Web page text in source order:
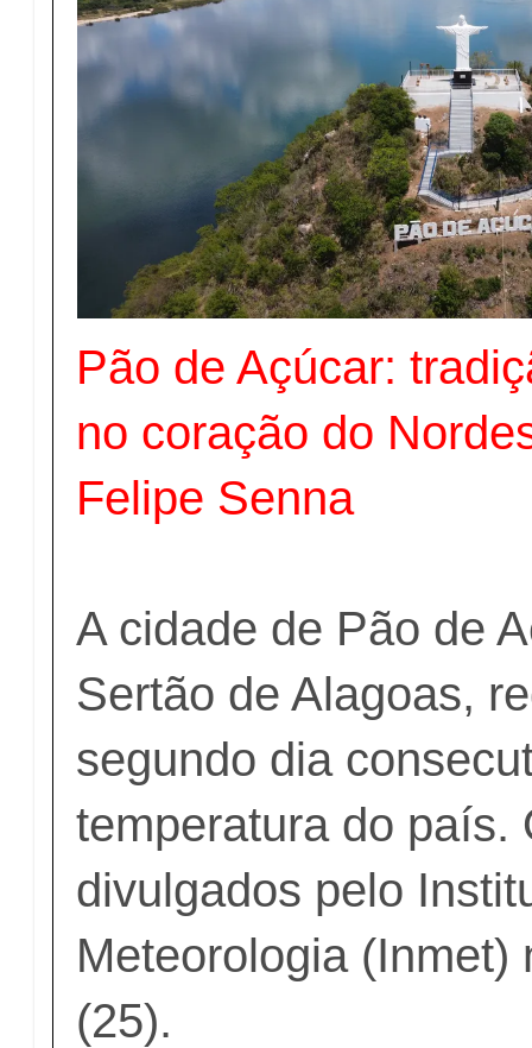
Pão de Açúcar:
no coração do
Felipe Senna
A cidade de Pão de
Sertão de Alagoas,
segundo dia
temperatura do país.
divulgados pelo
Meteorologia (Inmet)
(25).